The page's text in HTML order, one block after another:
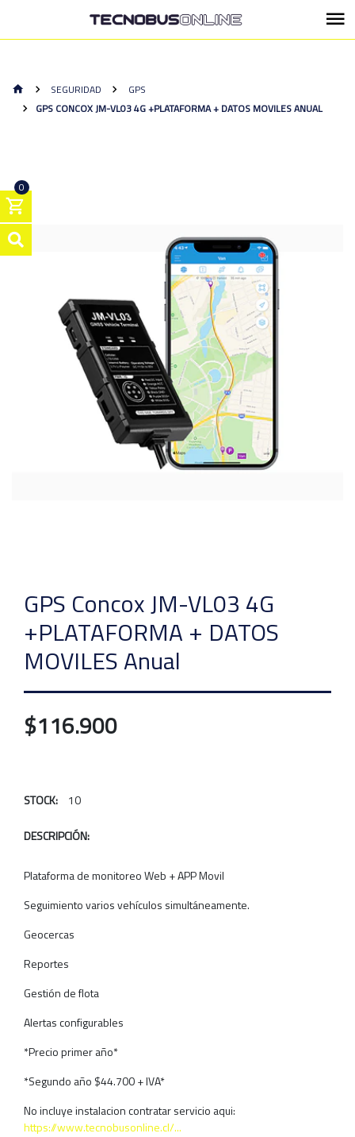
0
SEGURIDAD
GPS
GPS CONCOX JM-VL03 4G +PLATAFORMA + DATOS MOVILES ANUAL
GPS Concox JM-VL03 4G
+PLATAFORMA + DATOS
MOVILES Anual
$116.900
STOCK: 10
DESCRIPCIÓN:
Plataforma de monitoreo Web + APP Movil
Seguimiento varios vehículos simultáneamente.
Geocercas
Reportes
Gestión de flota
Alertas configurables
*Precio primer año*
*Segundo año $44.700 + IVA*
No incluye instalacion contratar servicio aqui:
https://www.tecnobusonline.cl/...